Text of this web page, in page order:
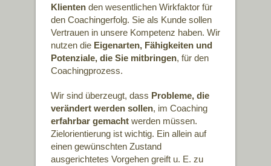
Klienten den wesentlichen Wirkfaktor für
den Coachingerfolg. Sie als Kunde sollen
Vertrauen in unsere Kompetenz haben. Wir
nutzen die Eigenarten, Fähigkeiten und
Potenziale, die Sie mitbringen, für den
Coachingprozess.
Wir sind überzeugt, dass Probleme, die
verändert werden sollen, im Coaching
erfahrbar gemacht werden müssen.
Zielorientierung ist wichtig. Ein allein auf
einen gewünschten Zustand
ausgerichtetes Vorgehen greift u. E. zu